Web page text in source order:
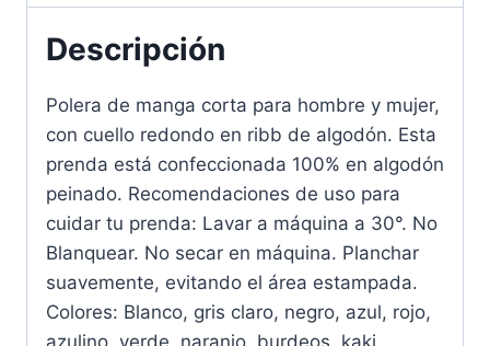
Descripción
Polera de manga corta para hombre y mujer,
con cuello redondo en ribb de algodón. Esta
prenda está confeccionada 100% en algodón
peinado. Recomendaciones de uso para
cuidar tu prenda: Lavar a máquina a 30°. No
Blanquear. No secar en máquina. Planchar
suavemente, evitando el área estampada.
Colores: Blanco, gris claro, negro, azul, rojo,